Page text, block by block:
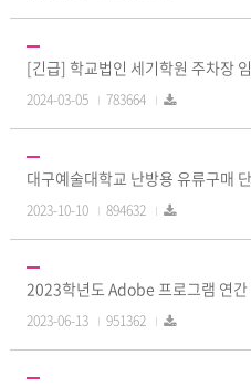
[긴급] 학교법인 세기학원 주차장
2024-03-05 783664
대구예술대학교 난방용 유류구매
2023-10-10 894632
2023학년도 Adobe 프로그램 연간
2023-06-13 951362